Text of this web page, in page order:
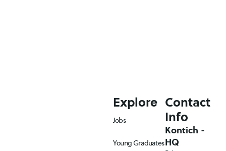
Explore
Jobs
Young Graduates
Contact
Info
Kontich -
HQ